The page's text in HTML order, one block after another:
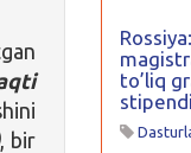
, bir
to’liq